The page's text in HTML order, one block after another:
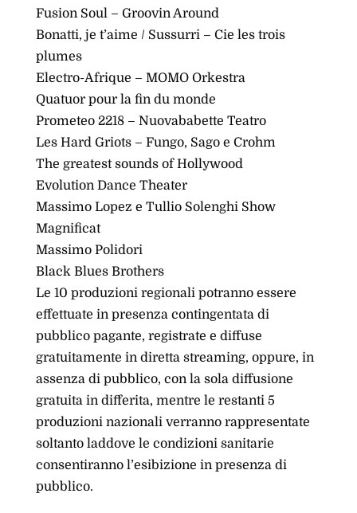
Fusion Soul – Groovin Around
Bonatti, je t’aime / Sussurri – Cie les trois
plumes
Electro-Afrique – MOMO Orkestra
Quatuor pour la fin du monde
Prometeo 2218 – Nuovababette Teatro
Les Hard Griots – Fungo, Sago e Crohm
The greatest sounds of Hollywood
Evolution Dance Theater
Massimo Lopez e Tullio Solenghi Show
Magnificat
Massimo Polidori
Black Blues Brothers
Le 10 produzioni regionali potranno essere
effettuate in presenza contingentata di
pubblico pagante, registrate e diffuse
gratuitamente in diretta streaming, oppure, in
assenza di pubblico, con la sola diffusione
gratuita in differita, mentre le restanti 5
produzioni nazionali verranno rappresentate
soltanto laddove le condizioni sanitarie
consentiranno l’esibizione in presenza di
pubblico.